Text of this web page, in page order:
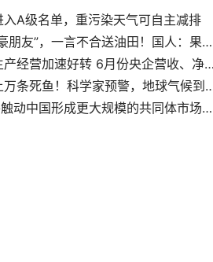
A级名单，重污染天气可自主减排
中国再添一“土豪朋友”，一言不合送油田！国人：果然是好兄弟
国资委：央企生产经营加速好转 6月份央企营收
日本海滩涌现上万条死鱼！科学家预警，地球
亚洲版“北约”将触动中国形成更大规模的共同体市场（2）